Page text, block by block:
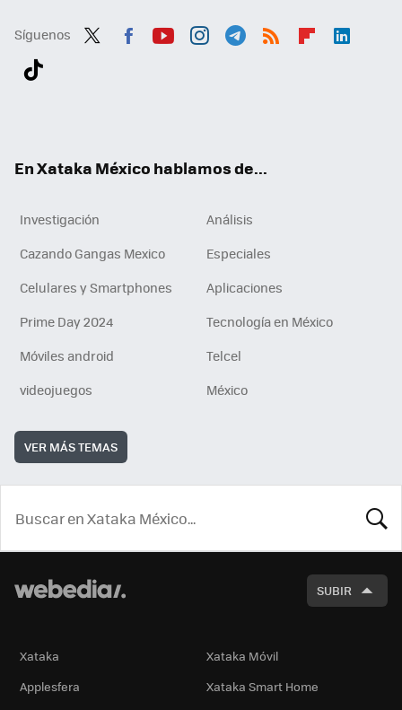
Síguenos
En Xataka México hablamos de...
Investigación
Análisis
Cazando Gangas Mexico
Especiales
Celulares y Smartphones
Aplicaciones
Prime Day 2024
Tecnología en México
Móviles android
Telcel
videojuegos
México
VER MÁS TEMAS
SUBIR
Xataka
Xataka Móvil
Applesfera
Xataka Smart Home